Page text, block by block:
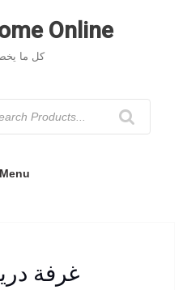
Online
كل ما
Menu
غرفة